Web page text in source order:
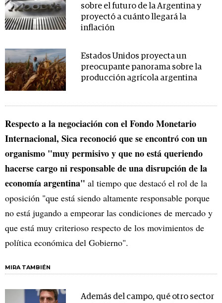
sobre el futuro de la Argentina y
proyectó a cuánto llegará la
inflación
Estados Unidos proyecta un
preocupante panorama sobre la
producción agrícola argentina
Respecto a la negociación con el Fondo Monetario
Internacional, Sica reconoció que se encontró con un
organismo "muy permisivo y que no está queriendo
hacerse cargo ni responsable de una disrupción de la
economía argentina" al tiempo que destacó el rol de la
oposición "que está siendo altamente responsable porque
no está jugando a empeorar las condiciones de mercado y
que está muy criterioso respecto de los movimientos de
política económica del Gobierno".
MIRA TAMBIÉN
Además del campo, qué otro sector